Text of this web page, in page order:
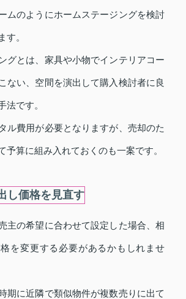
ムのようにホームステージングを検討
す。
グとは、家具や小物でインテリアコー
ない、空間を演出して購入検討者に良
法です。
ル費用が必要となりますが、売却のた
予算に組み入れておくのも一案です。
し価格を見直す
主の希望に合わせて設定した場合、相
を変更する必要があるかもしれませ
期に近隣で類似物件が複数売りに出て